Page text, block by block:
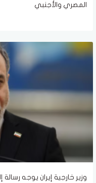
المصري والأجنبي
وزير خارجية إيران يوجه رسالة